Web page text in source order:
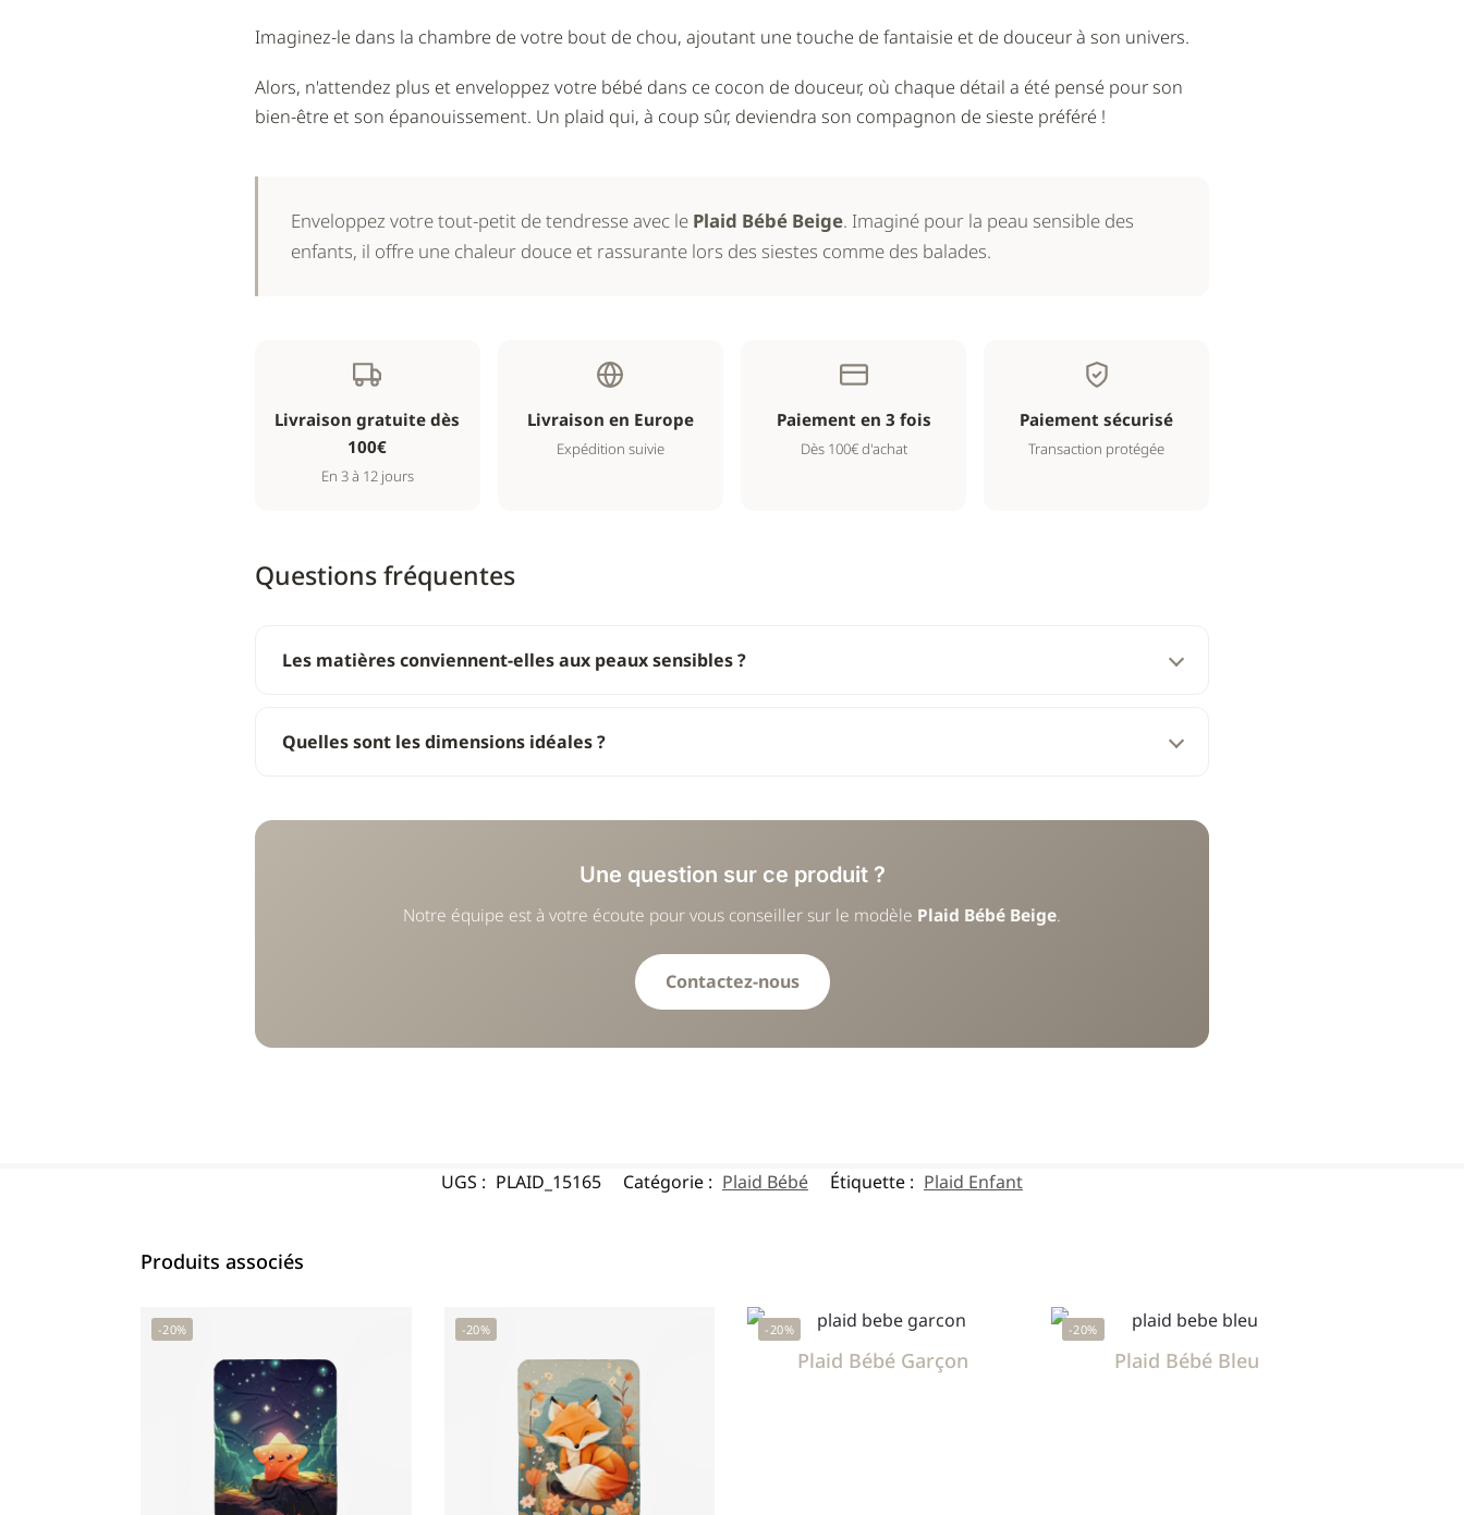
Imaginez-le dans la chambre de votre bout de chou, ajoutant une touche de fantaisie et de douceur à son univers.
Alors, n'attendez plus et enveloppez votre bébé dans ce cocon de douceur, où chaque détail a été pensé pour son
bien-être et son épanouissement. Un plaid qui, à coup sûr, deviendra son compagnon de sieste préféré !
Enveloppez votre tout-petit de tendresse avec le Plaid Bébé Beige. Imaginé pour la peau sensible des
enfants, il offre une chaleur douce et rassurante lors des siestes comme des balades.
Livraison gratuite dès
100€
En 3 à 12 jours
Livraison en Europe
Expédition suivie
Paiement en 3 fois
Dès 100€ d'achat
Paiement sécurisé
Transaction protégée
Questions fréquentes
Les matières conviennent-elles aux peaux sensibles ?
Quelles sont les dimensions idéales ?
Une question sur ce produit ?
Notre équipe est à votre écoute pour vous conseiller sur le modèle Plaid Bébé Beige.
Contactez-nous
UGS : PLAID_15165 Catégorie : Plaid Bébé Étiquette : Plaid Enfant
Produits associés
-20% -20% -20%
Plaid Bébé Garçon
-20%
Plaid Bébé Bleu